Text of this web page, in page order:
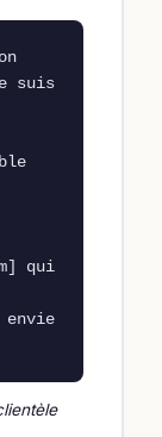
suis
qui
envie